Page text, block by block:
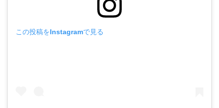
この投稿をInstagramで見る